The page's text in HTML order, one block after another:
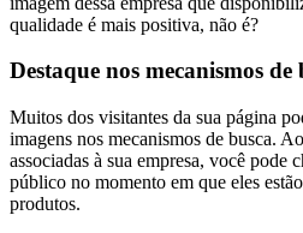
qualidade é mais positiva, não é?
Destaque nos mecanismos de
Muitos dos visitantes da sua página
imagens nos mecanismos de busca.
associadas à sua empresa, você pode
público no momento em que eles
produtos.